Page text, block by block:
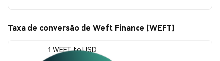
Taxa de conversão de Weft Finance (WEFT)
1 WEFT to USD